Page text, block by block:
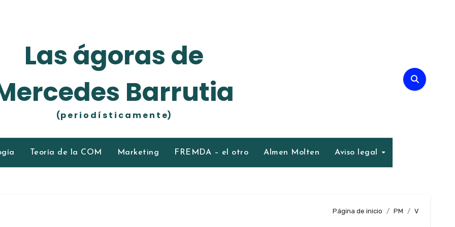
Las ágoras de
Barrutia
(p e r i o d í s t i c a m e n t e)
Teoría de la COM Marketing FREMDA – el otro Almen Molten Aviso legal
Página de inicio PM V